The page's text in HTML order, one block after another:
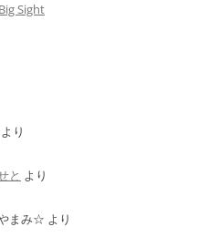
Sight
より
と より
まみ☆ より